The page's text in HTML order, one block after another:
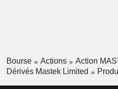
Bourse Actions
Action
Dérivés Mastek Limited